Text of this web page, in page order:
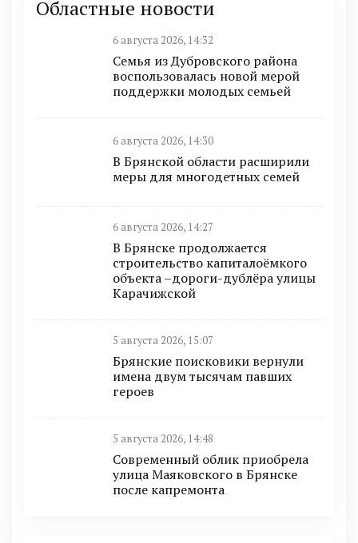
Областные новости
6 августа 2026, 14:32
Семья из Дубровского района
воспользовалась новой мерой
поддержки молодых семьей
6 августа 2026, 14:30
В Брянской области расширили
меры для многодетных семей
6 августа 2026, 14:27
В Брянске продолжается
строительство капиталоёмкого
объекта –дороги-дублёра улицы
Карачижской
5 августа 2026, 15:07
Брянские поисковики вернули
имена двум тысячам павших
героев
5 августа 2026, 14:48
Современный облик приобрела
улица Маяковского в Брянске
после капремонта